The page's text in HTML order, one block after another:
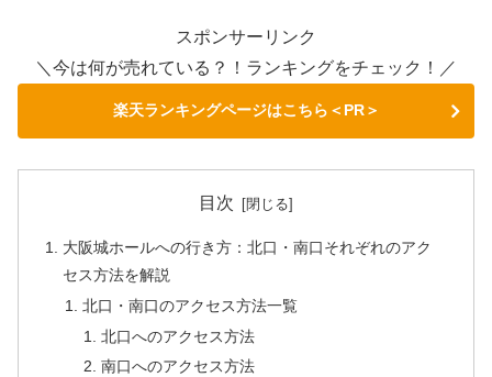
スポンサーリンク
＼今は何が売れている？！ランキングをチェック！／
楽天ランキングページはこちら＜PR＞
目次
大阪城ホールへの行き方：北口・南口それぞれのアク
セス方法を解説
北口・南口のアクセス方法一覧
北口へのアクセス方法
南口へのアクセス方法